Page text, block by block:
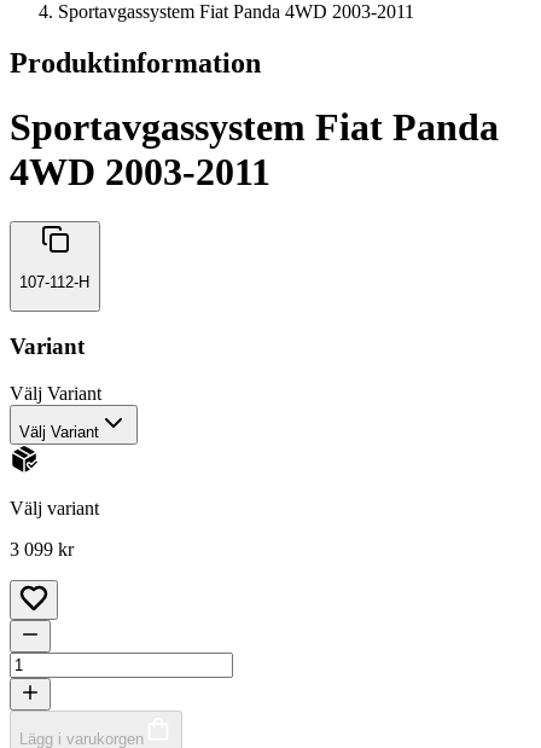
Sportavgassystem Fiat Panda 4WD 2003-2011
Produktinformation
Sportavgassystem Fiat Panda
4WD 2003-2011
107-112-H
Variant
Välj Variant
Välj Variant
Välj variant
3 099 kr
Lägg i varukorgen